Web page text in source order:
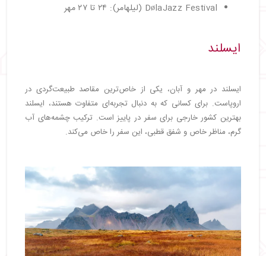
DølaJazz Festival (لیلهامر): ۲۴ تا ۲۷ مهر
ایسلند
ایسلند در مهر و آبان، یکی از خاص‌ترین مقاصد طبیعت‌گردی در
اروپاست. برای کسانی که به دنبال تجربه‌ای متفاوت هستند، ایسلند
بهترین کشور خارجی برای سفر در پاییز است. ترکیب چشمه‌های آب
گرم، مناظر خاص و شفق قطبی، این سفر را خاص می‌کند.